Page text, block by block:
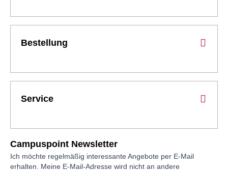
Bestellung
Service
Campuspoint Newsletter
Ich möchte regelmäßig interessante Angebote per E-Mail
erhalten. Meine E-Mail-Adresse wird nicht an andere